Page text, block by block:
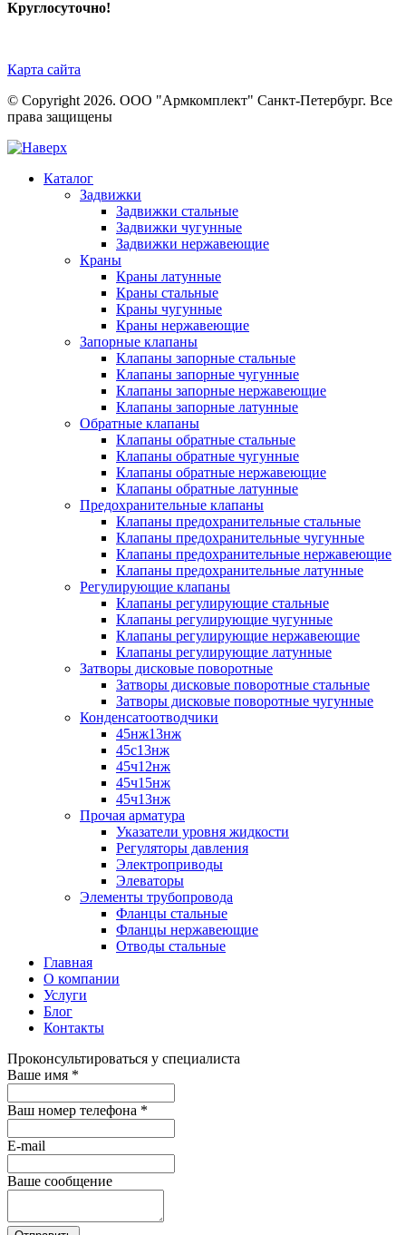
Круглосуточно!
Карта сайта
© Copyright 2026. ООО "Армкомплект" Санкт-Петербург. Все
права защищены
Каталог
Задвижки
Задвижки стальные
Задвижки чугунные
Задвижки нержавеющие
Краны
Краны латунные
Краны стальные
Краны чугунные
Краны нержавеющие
Запорные клапаны
Клапаны запорные стальные
Клапаны запорные чугунные
Клапаны запорные нержавеющие
Клапаны запорные латунные
Обратные клапаны
Клапаны обратные стальные
Клапаны обратные чугунные
Клапаны обратные нержавеющие
Клапаны обратные латунные
Предохранительные клапаны
Клапаны предохранительные стальные
Клапаны предохранительные чугунные
Клапаны предохранительные нержавеющие
Клапаны предохранительные латунные
Регулирующие клапаны
Клапаны регулирующие стальные
Клапаны регулирующие чугунные
Клапаны регулирующие нержавеющие
Клапаны регулирующие латунные
Затворы дисковые поворотные
Затворы дисковые поворотные стальные
Затворы дисковые поворотные чугунные
Конденсатоотводчики
45нж13нж
45с13нж
45ч12нж
45ч15нж
45ч13нж
Прочая арматура
Указатели уровня жидкости
Регуляторы давления
Электроприводы
Элеваторы
Элементы трубопровода
Фланцы стальные
Фланцы нержавеющие
Отводы стальные
Главная
О компании
Услуги
Блог
Контакты
Проконсультироваться у специалиста
Ваше имя *
Ваш номер телефона *
E-mail
Ваше сообщение